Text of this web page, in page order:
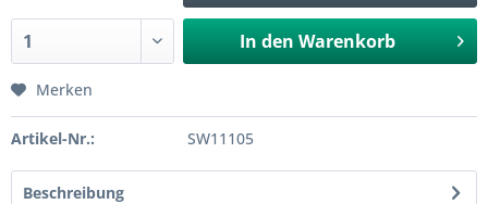
In den Warenkorb
Merken
Artikel-Nr.: SW11105
Beschreibung